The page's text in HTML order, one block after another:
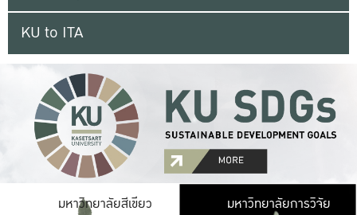
KU to ITA
มหาวิทยาลัยสีเขียว มหาวิ
มหาวิทยาลัยการวิจัย